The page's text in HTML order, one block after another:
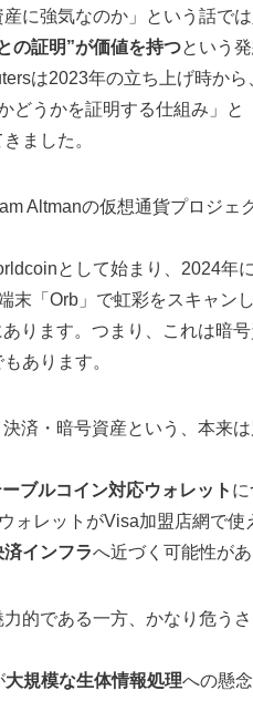
に強気なのか」という話では
の証明”が価値を持つという
は2023年の立ち上げ時から
どうかを証明する仕組み」と
ました。
Altmanの仮想通貨プロジェ
として始まり、2024年
末「Orb」で虹彩をスキャン
ります。つまり、これは暗
もあります。
済・暗号資産という、本来
ーブルコイン対応ウォレット
ォレットがVisa加盟店網で使
インフラへ近づく可能性があ
的である一方、かなり危う
大規模な生体情報処理への懸